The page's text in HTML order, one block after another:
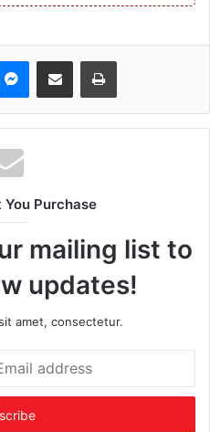
Messenger
Share via Email Print
Purchase
mailing list to
updates!
amet, consectetur.